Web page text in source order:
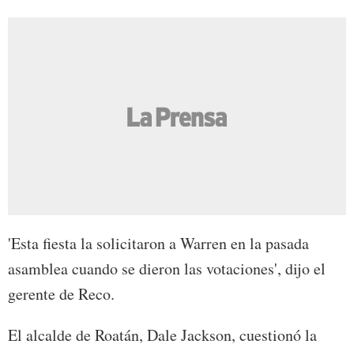
'Esta fiesta la solicitaron a Warren en la pasada
asamblea cuando se dieron las votaciones', dijo el
gerente de Reco.
El alcalde de Roatán, Dale Jackson, cuestionó la